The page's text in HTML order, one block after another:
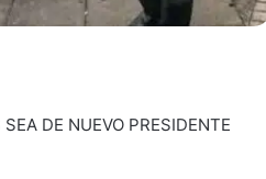
DE NUEVO PRESIDENTE